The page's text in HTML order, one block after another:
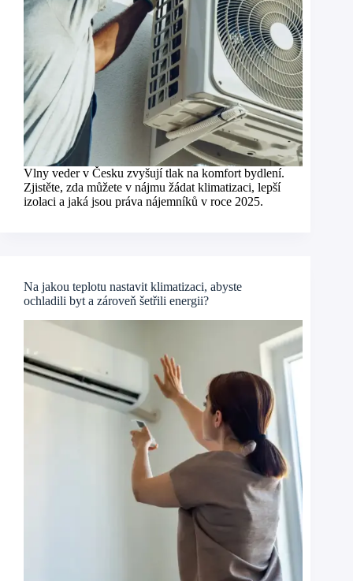
Vlny veder v Česku zvyšují tlak na komfort bydlení.
Zjistěte, zda můžete v nájmu žádat klimatizaci, lepší
izolaci a jaká jsou práva nájemníků v roce 2025.
Na jakou teplotu nastavit klimatizaci, abyste
ochladili byt a zároveň šetřili energii?